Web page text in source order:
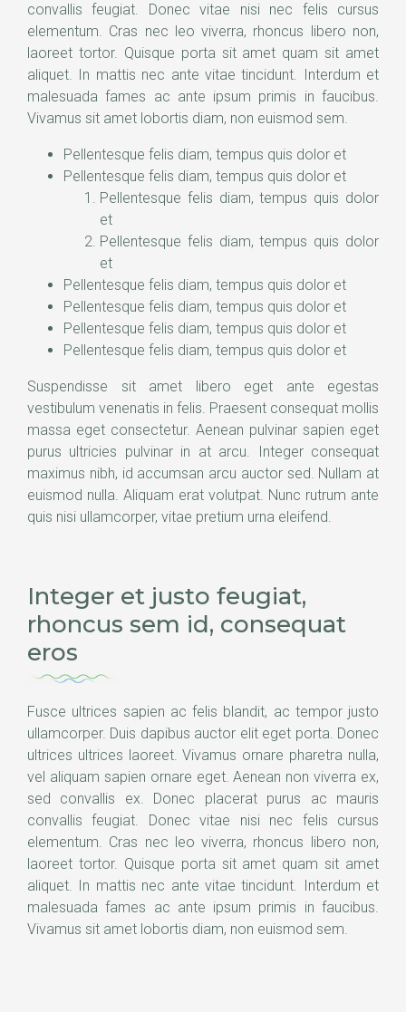
convallis feugiat. Donec vitae nisi nec felis cursus
elementum. Cras nec leo viverra, rhoncus libero non,
laoreet tortor. Quisque porta sit amet quam sit amet
aliquet. In mattis nec ante vitae tincidunt. Interdum et
malesuada fames ac ante ipsum primis in faucibus.
Vivamus sit amet lobortis diam, non euismod sem.
Pellentesque felis diam, tempus quis dolor et
Pellentesque felis diam, tempus quis dolor et
Pellentesque felis diam, tempus quis dolor
et
Pellentesque felis diam, tempus quis dolor
et
Pellentesque felis diam, tempus quis dolor et
Pellentesque felis diam, tempus quis dolor et
Pellentesque felis diam, tempus quis dolor et
Pellentesque felis diam, tempus quis dolor et
Suspendisse sit amet libero eget ante egestas
vestibulum venenatis in felis. Praesent consequat mollis
massa eget consectetur. Aenean pulvinar sapien eget
purus ultricies pulvinar in at arcu. Integer consequat
maximus nibh, id accumsan arcu auctor sed. Nullam at
euismod nulla. Aliquam erat volutpat. Nunc rutrum ante
quis nisi ullamcorper, vitae pretium urna eleifend.
Integer et justo feugiat,
rhoncus sem id, consequat
eros
Fusce ultrices sapien ac felis blandit, ac tempor justo
ullamcorper. Duis dapibus auctor elit eget porta. Donec
ultrices ultrices laoreet. Vivamus ornare pharetra nulla,
vel aliquam sapien ornare eget. Aenean non viverra ex,
sed convallis ex. Donec placerat purus ac mauris
convallis feugiat. Donec vitae nisi nec felis cursus
elementum. Cras nec leo viverra, rhoncus libero non,
laoreet tortor. Quisque porta sit amet quam sit amet
aliquet. In mattis nec ante vitae tincidunt. Interdum et
malesuada fames ac ante ipsum primis in faucibus.
Vivamus sit amet lobortis diam, non euismod sem.